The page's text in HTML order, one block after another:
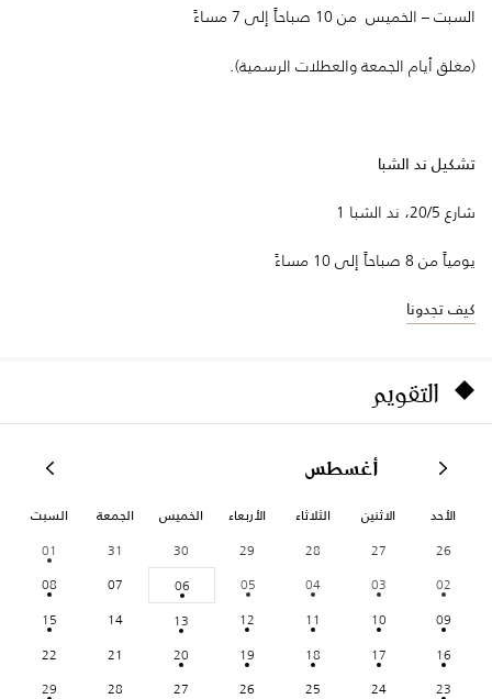
السبت – الخميس من 10 صباحاً إلى 7 مساءً
(مغلق أيام الجمعة والعطلات الرسمية).
تشكيل ند الشبا
شارع 20/5، ند الشبا 1
يومياً من 8 صباحاً إلى 10 مساءً
كيف تجدونا
التقويم
أغسطس
الأحد الاثنين الثلاثاء الأربعاء الخميس الجمعة السبت
26
27
28
29
30
31
01
02
03
04
05
06
07
08
09
10
11
12
13
14
15
16
17
18
19
20
21
22
23
24
25
26
27
28
29